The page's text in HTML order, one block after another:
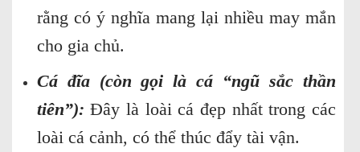
rằng có ý nghĩa mang lại nhiều may mắn
cho gia chủ.
Cá đĩa (còn gọi là cá “ngũ sắc thần
tiên”): Đây là loài cá đẹp nhất trong các
loài cá cảnh, có thể thúc đẩy tài vận.